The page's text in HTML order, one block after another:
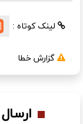
لینک کوتاه :
گزارش خطا